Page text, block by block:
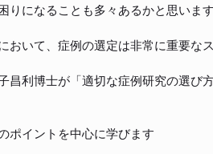
りになることも多々あるかと思います
おいて、症例の選定は非常に重要なス
昌利博士が「適切な症例研究の選び
ポイントを中心に学びます